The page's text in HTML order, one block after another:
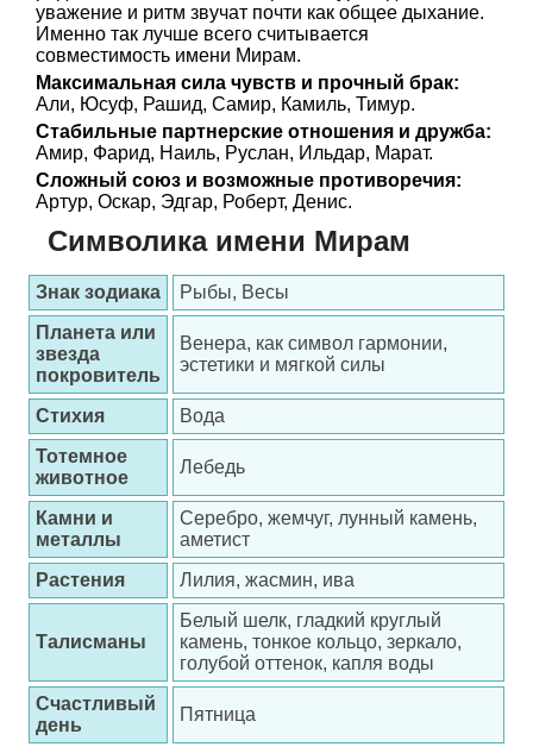
уважение и ритм звучат почти как общее дыхание.
Именно так лучше всего считывается
совместимость имени Мирам.
Максимальная сила чувств и прочный брак:
Али, Юсуф, Рашид, Самир, Камиль, Тимур.
Стабильные партнерские отношения и дружба:
Амир, Фарид, Наиль, Руслан, Ильдар, Марат.
Сложный союз и возможные противоречия:
Артур, Оскар, Эдгар, Роберт, Денис.
Символика имени Мирам
Знак зодиака
Рыбы, Весы
Планета или
звезда
покровитель
Венера, как символ гармонии,
эстетики и мягкой силы
Стихия
Вода
Тотемное
животное
Лебедь
Камни и
металлы
Серебро, жемчуг, лунный камень,
аметист
Растения
Лилия, жасмин, ива
Талисманы
Белый шелк, гладкий круглый
камень, тонкое кольцо, зеркало,
голубой оттенок, капля воды
Счастливый
день
Пятница